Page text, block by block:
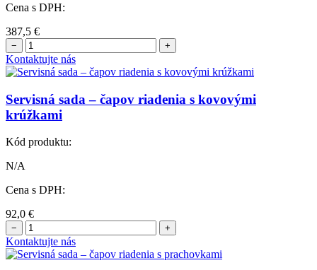
Cena s DPH:
387,5 €
− +
Kontaktujte nás
Servisná sada – čapov riadenia s kovovými
krúžkami
Kód produktu:
N/A
Cena s DPH:
92,0 €
− +
Kontaktujte nás